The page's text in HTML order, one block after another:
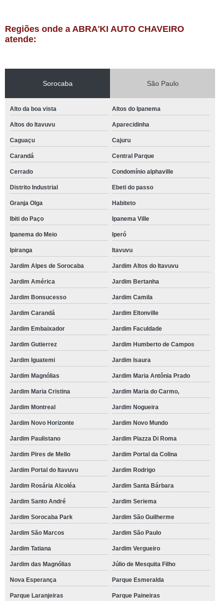
Regiões onde a ABRA'KI AUTO CHAVEIRO
atende:
Sorocaba São Paulo
Alto da boa vista Altos do Ipanema
Altos do Itavuvu Aparecidinha
Caguaçu Cajuru
Carandá Central Parque
Cerrado Condomínio alphaville
Distrito Industrial Ebeti do passo
Granja Olga Habiteto
Ibiti do Paço Ipanema Ville
Ipanema do Meio Iperó
Ipiranga Itavuvu
Jardim Alpes de Sorocaba Jardim Altos do Itavuvu
Jardim América Jardim Bertanha
Jardim Bonsucesso Jardim Camila
Jardim Carandá Jardim Eltonville
Jardim Embaixador Jardim Faculdade
Jardim Gutierrez Jardim Humberto de Campos
Jardim Iguatemi Jardim Isaura
Jardim Magnólias Jardim Maria Antônia Prado
Jardim Maria Cristina Jardim Maria do Carmo,
Jardim Montreal Jardim Nogueira
Jardim Novo Horizonte Jardim Novo Mundo
Jardim Paulistano Jardim Piazza Di Roma
Jardim Pires de Mello Jardim Portal da Colina
Jardim Portal do Itavuvu Jardim Rodrigo
Jardim Rosária Alcoléa Jardim Santa Bárbara
Jardim Santo André Jardim Seriema
Jardim Sorocaba Park Jardim São Guilherme
Jardim São Marcos Jardim São Paulo
Jardim Tatiana Jardim Vergueiro
Jardim das Magnólias Júlio de Mesquita Filho
Nova Esperança Parque Esmeralda
Parque Laranjeiras Parque Paineiras